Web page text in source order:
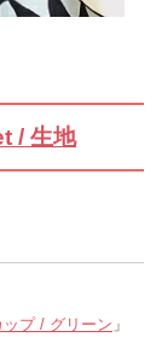
/ 生地
プ / グリーン 」